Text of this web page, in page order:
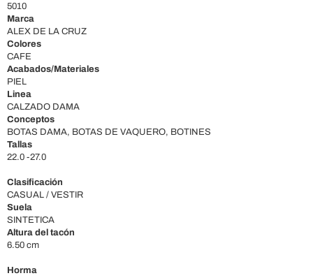
5010
Marca
ALEX DE LA CRUZ
Colores
CAFE
Acabados/Materiales
PIEL
Linea
CALZADO DAMA
Conceptos
BOTAS DAMA, BOTAS DE VAQUERO, BOTINES
Tallas
22.0 -27.0
Clasificación
CASUAL / VESTIR
Suela
SINTETICA
Altura del tacón
6.50 cm
Horma